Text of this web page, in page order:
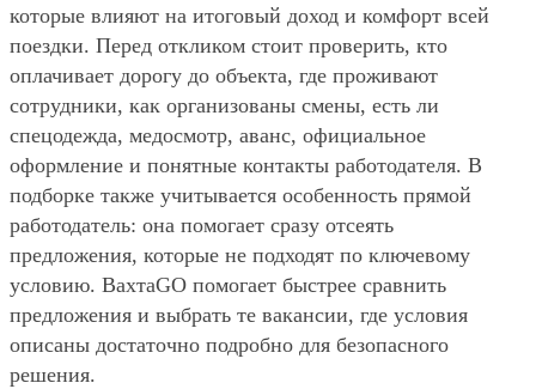
которые влияют на итоговый доход и комфорт всей
поездки. Перед откликом стоит проверить, кто
оплачивает дорогу до объекта, где проживают
сотрудники, как организованы смены, есть ли
спецодежда, медосмотр, аванс, официальное
оформление и понятные контакты работодателя. В
подборке также учитывается особенность прямой
работодатель: она помогает сразу отсеять
предложения, которые не подходят по ключевому
условию. ВахтаGO помогает быстрее сравнить
предложения и выбрать те вакансии, где условия
описаны достаточно подробно для безопасного
решения.